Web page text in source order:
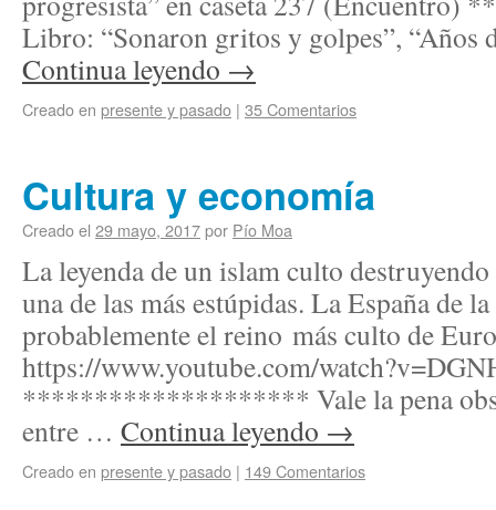
Libro: “Sonaron gritos y golpes”,
Continua leyendo →
Creado en presente y pasado | 35 Comentarios
Cultura y economía
Creado el 29 mayo, 2017por Pío Moa
La leyenda de un islam culto
una de las más estúpidas. La España de
probablemente el reino más culto de
https://www.youtube.com/
******************** Vale la pena
entre … Continua leyendo →
Creado en presente y pasado | 149 Comentarios